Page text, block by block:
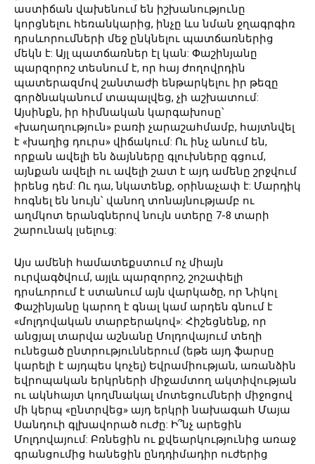
աստիճան վախենում են իշխանությունը
կորցնելու հեռանկարից, ինչը ևս նման ջղագրգիռ
դրսևորումների մեջ ընկնելու պատճառներից
մեկն է: Այլ պատճառներ էլ կան: Փաշինյանը
պարզորոշ տեսնում է, որ հայ ժողովրդին
պատերազմով շանտաժի ենթարկելու իր թեզը
գործնականում տապալվեց, չի աշխատում:
Այսինքն, իր հիմնական կարգախոսը՝
«խաղաղություն» բառի չարաշահմամբ, հայտնվել
է «խաղից դուրս» վիճակում: Ու ինչ անում են,
որքան ավելի են ձայնները գլուխները գցում,
այնքան ավելի ու ավելի շատ է այդ ամենը շրջվում
իրենց դեմ: Ու դա, նկատենք, օրինաչափ է: Մարդիկ
հոգնել են նույն՝ վանող տոնայնությամբ ու
աղմկոտ երանգներով նույն ստերը 7-8 տարի
շարունակ լսելուց:
Այս ամենի համատեքստում ոչ միայն
ուրվագծվում, այլև պարզորոշ, շոշափելի
դրսևորում է ստանում այն վարկածը, որ Նիկոլ
Փաշինյանը կարող է գնալ կամ արդեն գնում է
«մոլդովական տարբերակով»: Հիշեցնենք, որ
անցյալ տարվա աշնանը Մոլդովայում տեղի
ունեցած ընտրություններում (եթե այդ ֆարսը
կարելի է այդպես կոչել) Եվրամիության, առանձին
եվրոպական երկրների միջամտող ակտիվության
ու ակնհայտ կողմնակալ մոտեցումների միջոցով
մի կերպ «ընտրվեց» այդ երկրի նախագահ Մայա
Սանդուի գլխավորած ուժը: Ի՞նչ արեցին
Մոլդովայում: Բռնեցին ու քվեարկությունից առաջ
գրանցումից հանեցին ընդդիմադիր ուժերից